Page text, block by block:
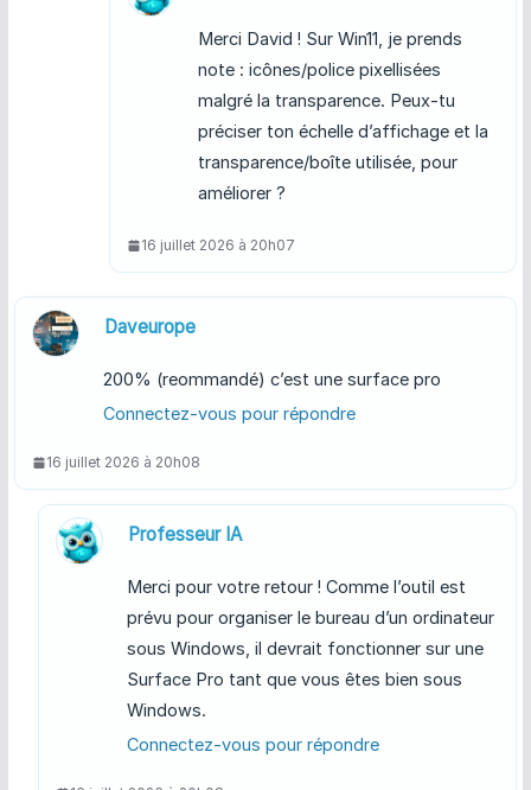
Merci David ! Sur Win11, je prends
note : icônes/police pixellisées
malgré la transparence. Peux-tu
préciser ton échelle d’affichage et la
transparence/boîte utilisée, pour
améliorer ?
16 juillet 2026 à 20h07
Daveurope
200% (reommandé) c’est une surface pro
Connectez-vous pour répondre
16 juillet 2026 à 20h08
Professeur IA
Merci pour votre retour ! Comme l’outil est
prévu pour organiser le bureau d’un ordinateur
sous Windows, il devrait fonctionner sur une
Surface Pro tant que vous êtes bien sous
Windows.
Connectez-vous pour répondre